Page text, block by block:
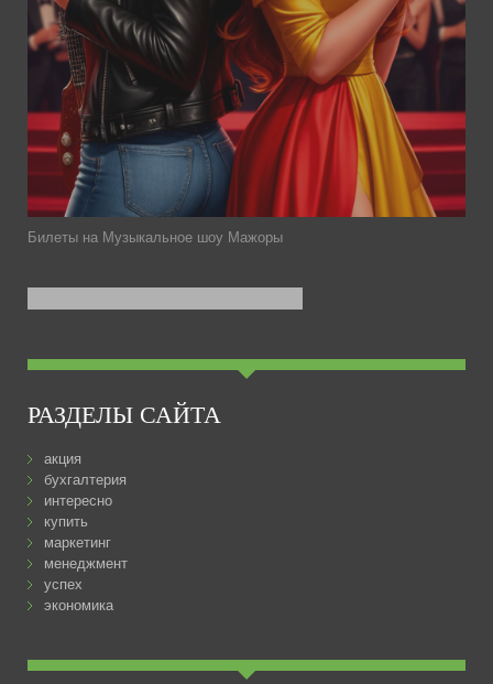
Билеты на Музыкальное шоу Мажоры
РАЗДЕЛЫ САЙТА
акция
бухгалтерия
интересно
купить
маркетинг
менеджмент
успех
экономика